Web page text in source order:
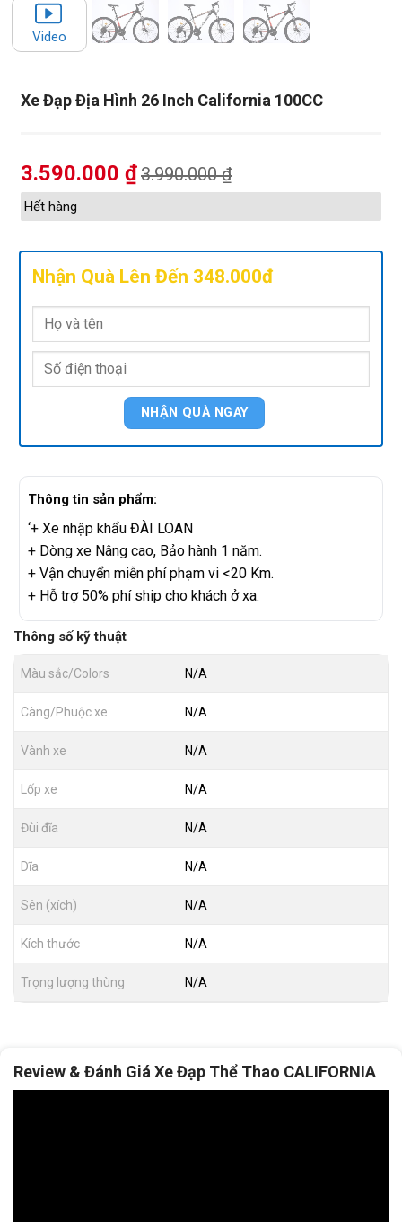
Xe Đạp Địa Hình 26 Inch California 100CC
Video
3.590.000 ₫3.990.000₫
Hết hàng
Nhận Quà Lên Đến 348.000đ
Thông tin sản phẩm:
‘+ Xe nhập khẩu ĐÀI LOAN
+ Dòng xe Nâng cao, Bảo hành 1 năm.
+ Vận chuyển miễn phí phạm vi <20 Km.
+ Hỗ trợ 50% phí ship cho khách ở xa.
Thông số kỹ thuật
Màu sắc/Colors N/A
Càng/Phuộc xe N/A
Vành xe N/A
Lốp xe N/A
Đùi đĩa N/A
Dĩa N/A
Sên (xích) N/A
Kích thước N/A
Trọng lượng thùng N/A
Review & Đánh Giá Xe Đạp Thể Thao CALIFORNIA